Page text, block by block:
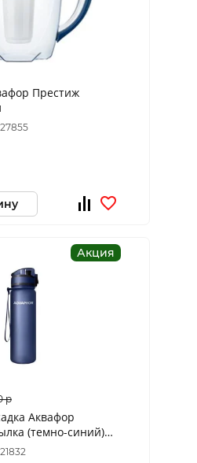
Престиж
Акция
p
Аквафор
(темно-синий)